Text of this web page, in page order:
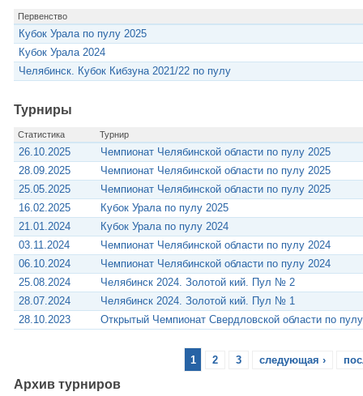
Первенство
Кубок Урала по пулу 2025
Кубок Урала 2024
Челябинск. Кубок Кибзуна 2021/22 по пулу
Турниры
Статистика Турнир
26.10.2025
Чемпионат Челябинской области по пулу 2025
28.09.2025
Чемпионат Челябинской области по пулу 2025
25.05.2025
Чемпионат Челябинской области по пулу 2025
16.02.2025
Кубок Урала по пулу 2025
21.01.2024
Кубок Урала по пулу 2024
03.11.2024
Чемпионат Челябинской области по пулу 2024
06.10.2024
Чемпионат Челябинской области по пулу 2024
25.08.2024
Челябинск 2024. Золотой кий. Пул № 2
28.07.2024
Челябинск 2024. Золотой кий. Пул № 1
28.10.2023
Открытый Чемпионат Свердловской области по
1 2 3 следующая ›
Архив турниров